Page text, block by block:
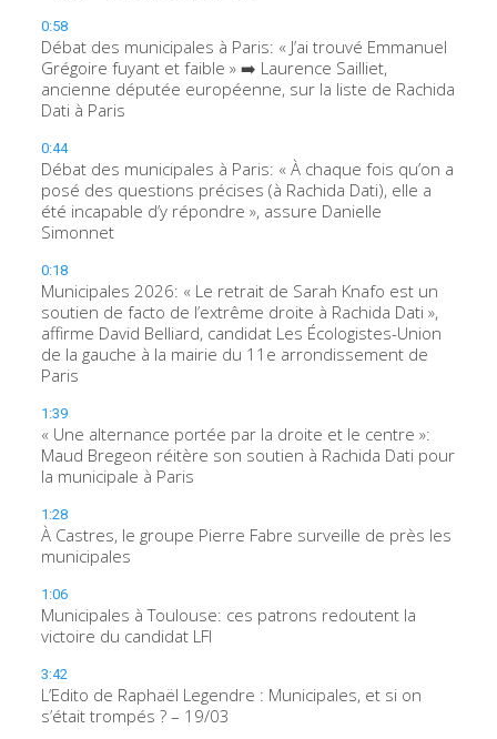
0:58
Débat des municipales à Paris: « J’ai trouvé Emmanuel
Grégoire fuyant et faible » ➡️ Laurence Sailliet,
ancienne députée européenne, sur la liste de Rachida
Dati à Paris
0:44
Débat des municipales à Paris: « À chaque fois qu’on a
posé des questions précises (à Rachida Dati), elle a
été incapable d’y répondre », assure Danielle
Simonnet
0:18
Municipales 2026: « Le retrait de Sarah Knafo est un
soutien de facto de l’extrême droite à Rachida Dati »,
affirme David Belliard, candidat Les Écologistes-Union
de la gauche à la mairie du 11e arrondissement de
Paris
1:39
« Une alternance portée par la droite et le centre »:
Maud Bregeon réitère son soutien à Rachida Dati pour
la municipale à Paris
1:28
À Castres, le groupe Pierre Fabre surveille de près les
municipales
1:06
Municipales à Toulouse: ces patrons redoutent la
victoire du candidat LFI
3:42
L’Edito de Raphaël Legendre : Municipales, et si on
s’était trompés ? – 19/03